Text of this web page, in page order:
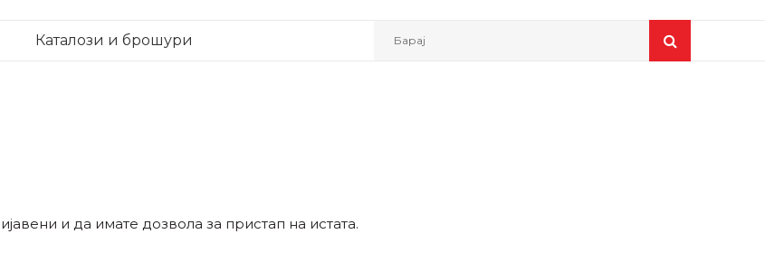
Каталози и брошури Барај
и да имате дозвола за пристап на истата.